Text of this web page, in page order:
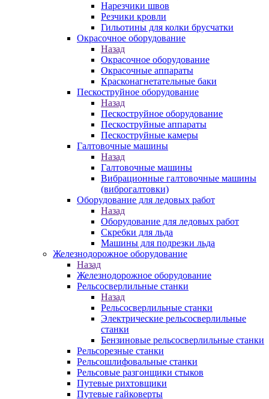
Нарезчики швов
Резчики кровли
Гильотины для колки брусчатки
Окрасочное оборудование
Назад
Окрасочное оборудование
Окрасочные аппараты
Красконагнетательные баки
Пескоструйное оборудование
Назад
Пескоструйное оборудование
Пескоструйные аппараты
Пескоструйные камеры
Галтовочные машины
Назад
Галтовочные машины
Вибрационные галтовочные машины
(виброгалтовки)
Оборудование для ледовых работ
Назад
Оборудование для ледовых работ
Скребки для льда
Машины для подрезки льда
Железнодорожное оборудование
Назад
Железнодорожное оборудование
Рельсосверлильные станки
Назад
Рельсосверлильные станки
Электрические рельсосверлильные
станки
Бензиновые рельсосверлильные станки
Рельсорезные станки
Рельсошлифовальные станки
Рельсовые разгонщики стыков
Путевые рихтовщики
Путевые гайковерты